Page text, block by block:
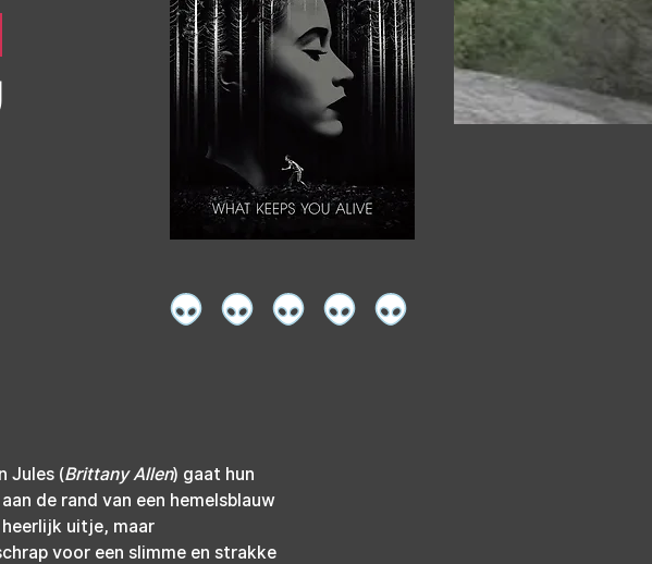
Jules (Brittany Allen) gaat hun
de rand van een hemelsblauw
uitje, maar
voor een slimme en strakke